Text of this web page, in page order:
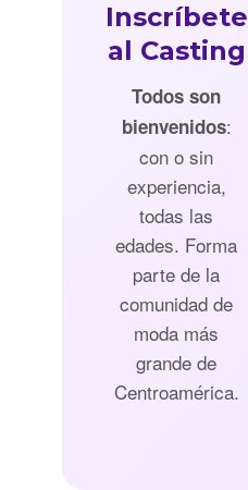
Inscríbete
al Casting
Todos son
bienvenidos:
con o sin
experiencia,
todas las
edades. Forma
parte de la
comunidad de
moda más
grande de
Centroamérica.